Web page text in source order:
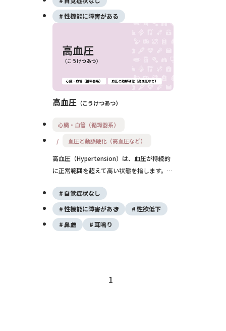
く、早期発見と生活習慣の改善、必要に応じ
た薬物療法が重要です。
性機能に障害がある
高血圧 こうけつあつ
心臓・血管（循環器系）
血圧と動脈硬化（高血圧など）
高血圧（Hypertension）は、血圧が持続的
に正常範囲を超えて高い状態を指します。一
mmHg以上、または拡張期血圧（DBP）が
90 mmHg以上の場合を高血圧と定義しま
す。
自覚症状なし
性機能に障害がある
性欲低下
鼻血
耳鳴り
1